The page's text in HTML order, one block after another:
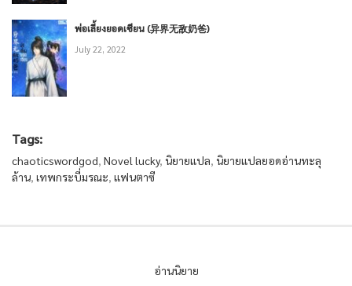
พ่อเลี้ยงยอดเซียน (异界无敌奶爸)
July 22, 2022
Tags:
chaoticswordgod, Novel lucky, นิยายแปล, นิยายแปลยอดอ่านทะลุ
ล้าน, เทพกระบี่มรณะ, แฟนตาซี
อ่านนิยาย